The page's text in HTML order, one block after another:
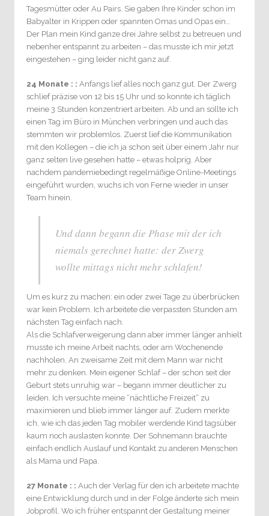
Tagesmütter oder Au Pairs. Sie gaben Ihre Kinder schon im
Babyalter in Krippen oder spannten Omas und Opas ein…
Der Plan mein Kind ganze drei Jahre selbst zu betreuen und
nebenher entspannt zu arbeiten – das musste ich mir jetzt
eingestehen – ging leider nicht ganz auf.
24 Monate : : Anfangs lief alles noch ganz gut. Der Zwerg
schlief präzise von 12 bis 15 Uhr und so konnte ich täglich
meine 3 Stunden konzentriert arbeiten. Ab und an sollte ich
einen Tag im Büro in München verbringen und auch das
stemmten wir problemlos. Zuerst lief die Kommunikation
mit den Kollegen – die ich ja schon seit über einem Jahr nur
ganz selten live gesehen hatte – etwas holprig. Aber
nachdem pandemiebedingt regelmäßige Online-Meetings
eingeführt wurden, wuchs ich von Ferne wieder in unser
Team hinein.
Und dann begann die Phase mit der ich
niemals gerechnet hatte: der Zwerg
wollte mittags nicht mehr schlafen!
Um es kurz zu machen: ein oder zwei Tage zu überbrücken
war kein Problem. Ich arbeitete die verpassten Stunden am
nächsten Tag einfach nach.
Als die Schlafverweigerung dann aber immer länger anhielt
musste ich meine Arbeit nachts, oder am Wochenende
nachholen. An zweisame Zeit mit dem Mann war nicht
mehr zu denken. Mein eigener Schlaf – der schon seit der
Geburt stets unruhig war – begann immer deutlicher zu
leiden. Ich versuchte meine “nächtliche Freizeit“ zu
maximieren und blieb immer länger auf. Zudem merkte
ich, wie ich das jeden Tag mobiler werdende Kind tagsüber
kaum noch auslasten konnte. Der Sohnemann brauchte
einfach endlich Auslauf und Kontakt zu anderen Menschen
als Mama und Papa.
27 Monate : : Auch der Verlag für den ich arbeitete machte
eine Entwicklung durch und in der Folge änderte sich mein
Jobprofil. Wo ich früher entspannt der Gestaltung meiner